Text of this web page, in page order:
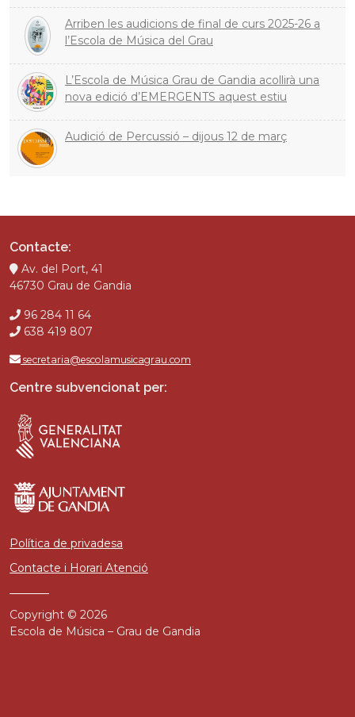
Arriben les audicions de final de curs 2025-26 a
l’Escola de Música del Grau
L’Escola de Música Grau de Gandia acollirà una
nova edició d’EMERGENTS aquest estiu
Audició de Percussió – dijous 12 de març
Contacte:
Av. del Port, 41
46730 Grau de Gandia
96 284 11 64
638 419 807
secretaria@escolamusicagrau.com
Centre subvencionat per:
Política de privadesa
Contacte i Horari Atenció
Copyright © 2026
Escola de Música – Grau de Gandia